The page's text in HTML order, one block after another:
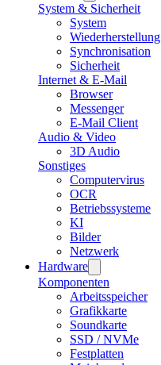
System & Sicherheit
System
Wiederherstellung
Synchronisation
Sicherheit
Internet & E-Mail
Browser
Messenger
E-Mail Client
Audio & Video
3D Audio
Sonstiges
Computervirus
OCR
Betriebssysteme
KI
Bilder
Netzwerk
Hardware
Komponenten
Arbeitsspeicher
Grafikkarte
Soundkarte
SSD / NVMe
Festplatten